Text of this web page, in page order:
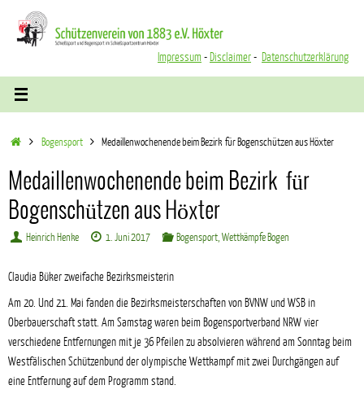
Inhalt
springen
Impressum - Disclaimer- Datenschutzerklärung
Start Bogensport Medaillenwochenende beim Bezirk für Bogenschützen aus Höxter
Medaillenwochenende beim Bezirk für
Bogenschützen aus Höxter
Heinrich Henke 1. Juni 2017 Bogensport, Wettkämpfe Bogen
Claudia Büker zweifache Bezirksmeisterin
Am 20. Und 21. Mai fanden die Bezirksmeisterschaften von BVNW und WSB in
Oberbauerschaft statt. Am Samstag waren beim Bogensportverband NRW vier
verschiedene Entfernungen mit je 36 Pfeilen zu absolvieren während am Sonntag beim
Westfälischen Schützenbund der olympische Wettkampf mit zwei Durchgängen auf
eine Entfernung auf dem Programm stand.